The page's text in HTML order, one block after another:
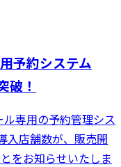
予約システム
破！
専用の予約管理シス
入店舗数が、販売開
をお知らせいたしま